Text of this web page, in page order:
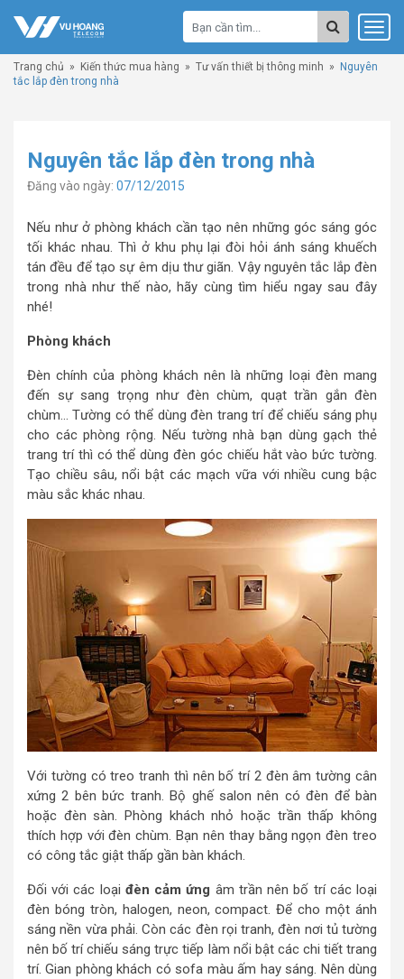
Trang chủ » Kiến thức mua hàng » Tư vấn thiết bị thông minh »
Nguyên
tắc lắp đèn trong nhà
Nguyên tắc lắp đèn trong nhà
Đăng vào ngày: 07/12/2015
Nếu như ở phòng khách cần tạo nên những góc sáng góc
tối khác nhau. Thì ở khu phụ lại đòi hỏi ánh sáng khuếch
tán đều để tạo sự êm dịu thư giãn. Vậy nguyên tắc lắp đèn
trong nhà như thế nào, hãy cùng tìm hiểu ngay sau đây
nhé!
Phòng khách
Đèn chính của phòng khách nên là những loại đèn mang
đến sự sang trọng như đèn chùm, quạt trần gắn đèn
chùm… Tường có thể dùng đèn trang trí để chiếu sáng phụ
cho các phòng rộng. Nếu tường nhà bạn dùng gạch thẻ
trang trí thì có thể dùng đèn góc chiếu hắt vào bức tường.
Tạo chiều sâu, nổi bật các mạch vữa với nhiều cung bậc
màu sắc khác nhau.
Với tường có treo tranh thì nên bố trí 2 đèn âm tường cân
xứng 2 bên bức tranh. Bộ ghế salon nên có đèn để bàn
hoặc đèn sàn. Phòng khách nhỏ hoặc trần thấp không
thích hợp với đèn chùm. Bạn nên thay bằng ngọn đèn treo
có công tắc giật thấp gần bàn khách.
Đối với các loại đèn cảm ứng âm trần nên bố trí các loại
đèn bóng tròn, halogen, neon, compact. Để cho một ánh
sáng nền vừa phải. Còn các đèn rọi tranh, đèn nơi tủ tường
nên bố trí chiếu sáng trực tiếp làm nổi bật các chi tiết trang
trí. Gian phòng khách có sofa màu ấm hay sáng. Nên dùng